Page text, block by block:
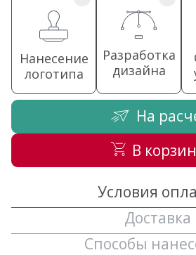
Нанесение
логотипа
Разработка
дизайна
На
В
Условия
Доставка
Способы